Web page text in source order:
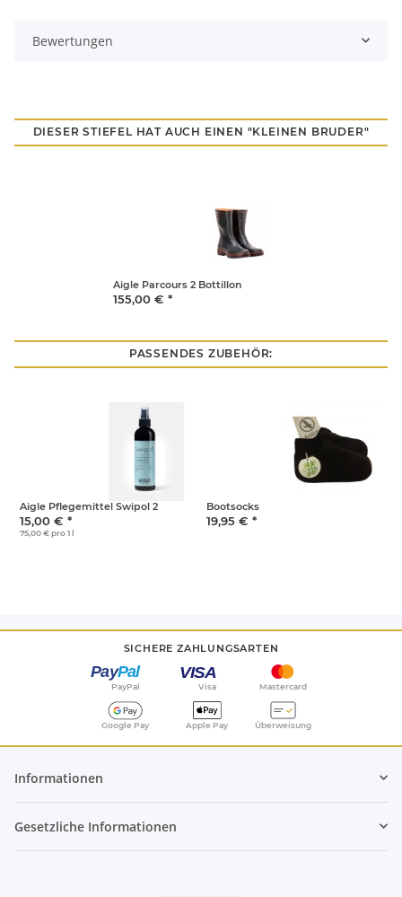
Bewertungen
DIESER STIEFEL HAT AUCH EINEN "KLEINEN BRUDER"
Aigle Parcours 2 Bottillon
155,00 € *
PASSENDES ZUBEHÖR:
Aigle Pflegemittel Swipol 2
15,00 € *
75,00 € pro 1 l
Bootsocks
19,95 € *
SICHERE ZAHLUNGSARTEN
PayPal Visa Mastercard
Google Pay Apple Pay Überweisung
Informationen
Gesetzliche Informationen